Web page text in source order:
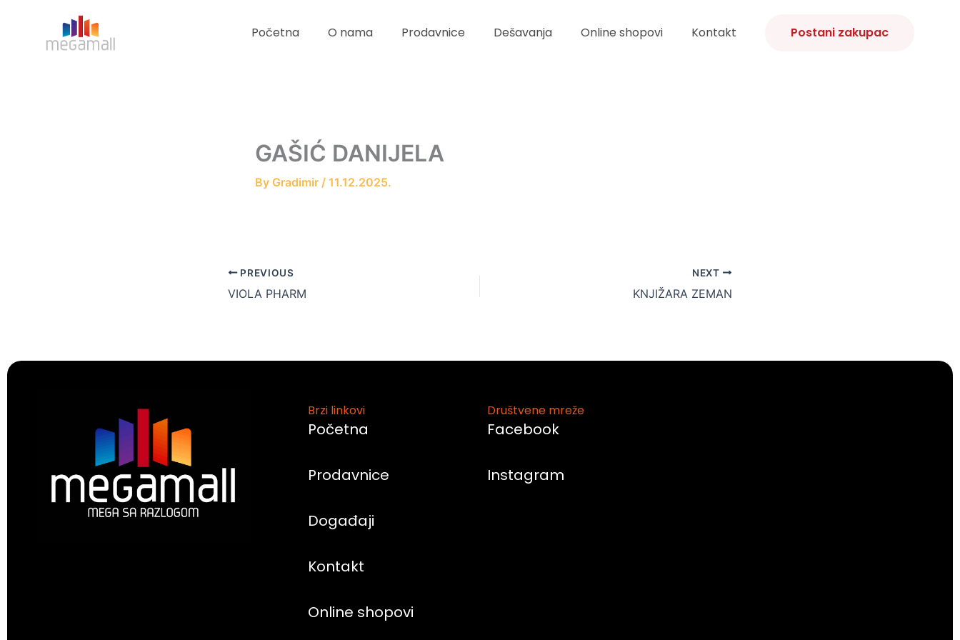
Početna O nama Prodavnice Dešavanja Online shopovi Kontakt Postani zakupac
GAŠIĆ DANIJELA
By Gradimir / 11.12.2025.
PREVIOUS
VIOLA PHARM
NEXT
KNJIŽARA ZEMAN
Brzi linkovi
Početna
Prodavnice
Događaji
Kontakt
Online shopovi
Društvene mreže
Facebook
Instagram